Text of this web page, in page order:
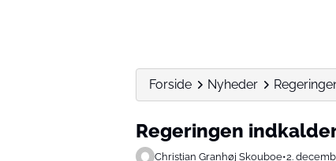
Forside Nyheder
Regeringen
Christian Granhøj Skouboe•2.